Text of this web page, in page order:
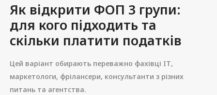
Як відкрити ФОП 3 групи:
для кого підходить та
скільки платити податків
Цей варіант обирають переважно фахівці ІТ,
маркетологи, фрілансери, консультанти з різних
питань та агентства.